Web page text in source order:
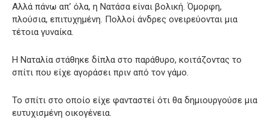
Αλλά πάνω απ’ όλα, η Νατάσα είναι βολική. Όμορφη,
πλούσια, επιτυχημένη. Πολλοί άνδρες ονειρεύονται μια
τέτοια γυναίκα.
Η Ναταλία στάθηκε δίπλα στο παράθυρο, κοιτάζοντας το
σπίτι που είχε αγοράσει πριν από τον γάμο.
Το σπίτι στο οποίο είχε φανταστεί ότι θα δημιουργούσε μια
ευτυχισμένη οικογένεια.